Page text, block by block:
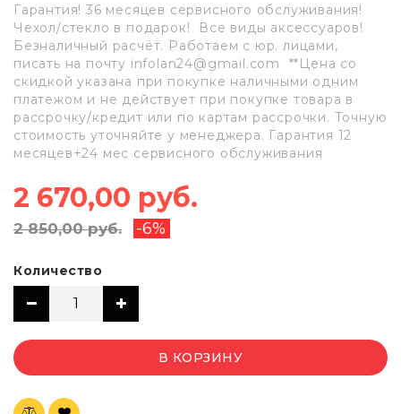
Гарантия! 36 месяцев сервисного обслуживания!
Чехол/стекло в подарок! Все виды аксессуаров!
Безналичный расчёт. Работаем с юр. лицами,
писать на почту infolan24@gmail.com **Цена со
скидкой указана при покупке наличными одним
платежом и не действует при покупке товара в
рассрочку/кредит или по картам рассрочки. Точную
стоимость уточняйте у менеджера. Гарантия 12
месяцев+24 мес сервисного обслуживания
2 670,00 руб.
2 850,00 руб. -6%
Количество
В КОРЗИНУ